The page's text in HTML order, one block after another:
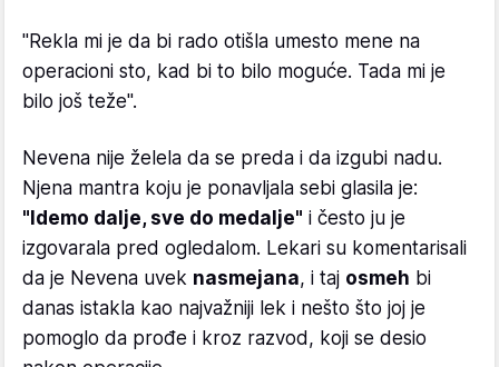
"Rekla mi je da bi rado otišla umesto mene na
operacioni sto, kad bi to bilo moguće. Tada mi je
bilo još teže".
Nevena nije želela da se preda i da izgubi nadu.
Njena mantra koju je ponavljala sebi glasila je:
"Idemo dalje, sve do medalje" i često ju je
izgovarala pred ogledalom. Lekari su komentarisali
da je Nevena uvek nasmejana, i taj osmeh bi
danas istakla kao najvažniji lek i nešto što joj je
pomoglo da prođe i kroz razvod, koji se desio